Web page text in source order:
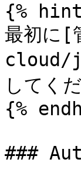
{%
最初に[
cloud/
してく
{%
###